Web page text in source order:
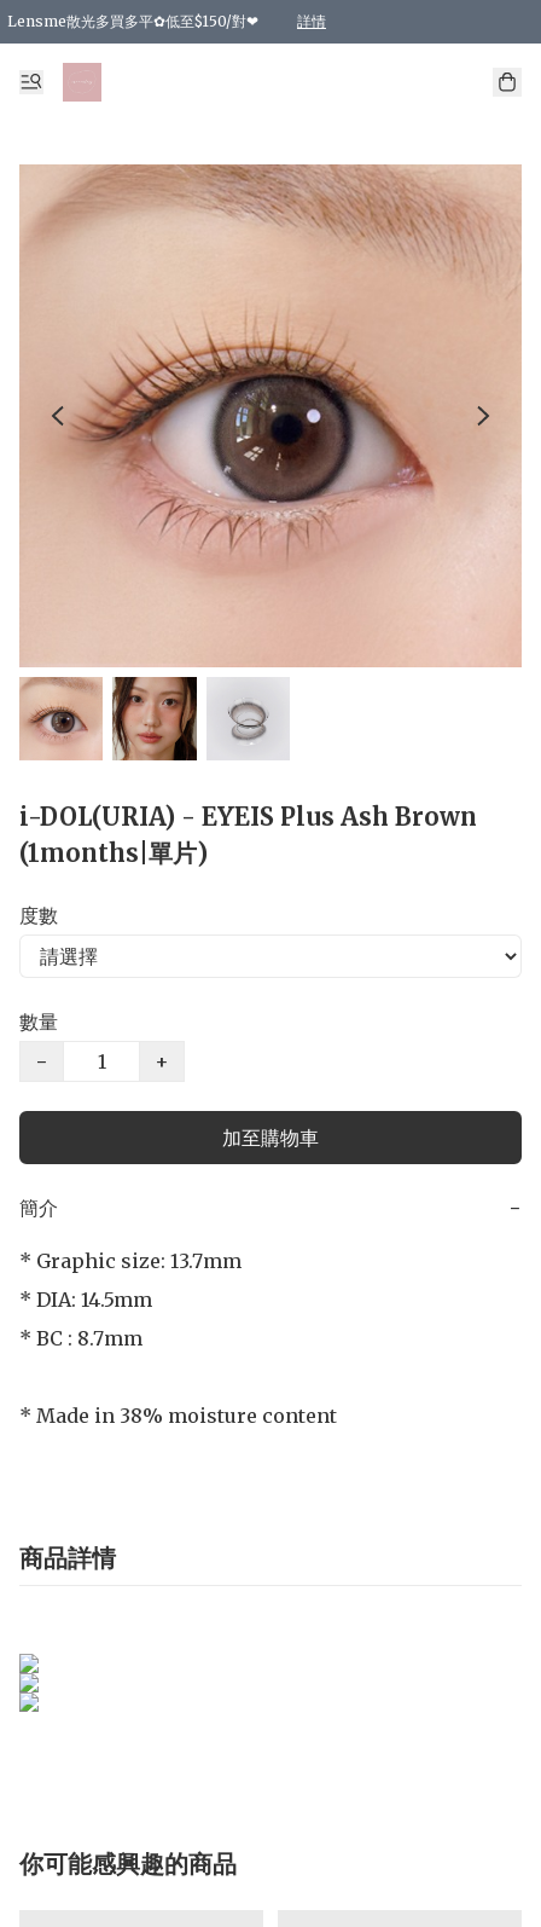
Lensme散光多買多平✿低至$150/對❤ 詳情
台灣Karacon⁩✧日拋 特價清貨❁⃘
日本韓國多款日/月拋現貨☼ 特價❤︎數量有限 售完即止
🇰🇷韓國多款月拋現貨 特價兩對$99✿數量有限 售完即止♫
精選商品，任選買2件或以上9 折；買4件或以上85 折；買6件或以上8 折
精選商品，任選買2件HKD 140.00；買4件HKD 260.00
精選商品，任選買2件HKD 190.00；買4件HKD 360.00
精選商品，任選買2件HKD 110.00；買4件HKD 180.00
精選商品，任選買2件HKD 170.00；買4件HKD 320.00
精選商品，任選買2件或以上減HKD 148.00
精選商品，任選買2件或以上減HKD 148.00
精選商品，任選買2件或以上95 折；買4件或以上9 折；買6件或以上85 折；買8件
精選商品，任選買12件或以上87 折
精選商品，任選買2件或以上減HKD 16.00；買4件或以上減HKD 32.00；買6
精選商品，任選買2件或以上95 折；買4件或以上9 折；買8件或以上85 折；買12
購物滿 HKD 800.00即享免運費優惠！（適用於 特定的送貨方式 )
i-DOL(URIA) - EYEIS Plus Ash Brown
(1months|單片)
度數
數量
−
+
加至購物車
簡介 −
* Graphic size: 13.7mm
* DIA: 14.5mm
* BC : 8.7mm
* Made in 38% moisture content
商品詳情
你可能感興趣的商品